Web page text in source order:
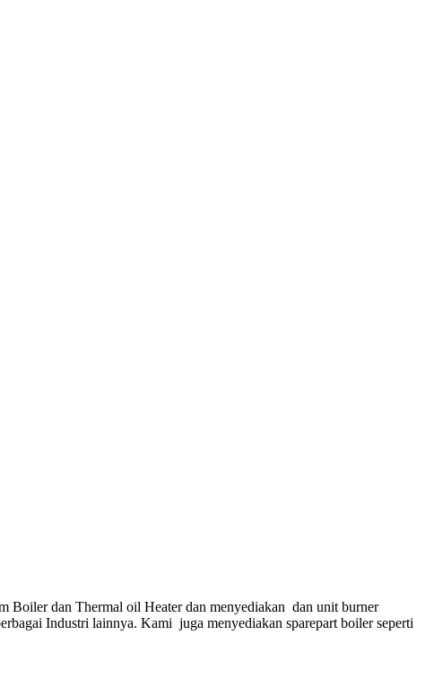
Boiler dan Thermal oil Heater dan menyediakan dan unit burner
Industri lainnya. Kami juga menyediakan sparepart boiler seperti